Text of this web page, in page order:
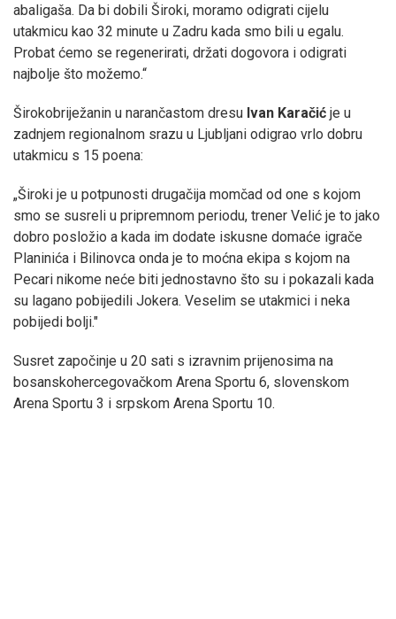
abaligaša. Da bi dobili Široki, moramo odigrati cijelu
utakmicu kao 32 minute u Zadru kada smo bili u egalu.
Probat ćemo se regenerirati, držati dogovora i odigrati
najbolje što možemo.“
Širokobriježanin u narančastom dresu Ivan Karačić je u
zadnjem regionalnom srazu u Ljubljani odigrao vrlo dobru
utakmicu s 15 poena:
„Široki je u potpunosti drugačija momčad od one s kojom
smo se susreli u pripremnom periodu, trener Velić je to jako
dobro posložio a kada im dodate iskusne domaće igrače
Planinića i Bilinovca onda je to moćna ekipa s kojom na
Pecari nikome neće biti jednostavno što su i pokazali kada
su lagano pobijedili Jokera. Veselim se utakmici i neka
pobijedi bolji."
Susret započinje u 20 sati s izravnim prijenosima na
bosanskohercegovačkom Arena Sportu 6, slovenskom
Arena Sportu 3 i srpskom Arena Sportu 10.